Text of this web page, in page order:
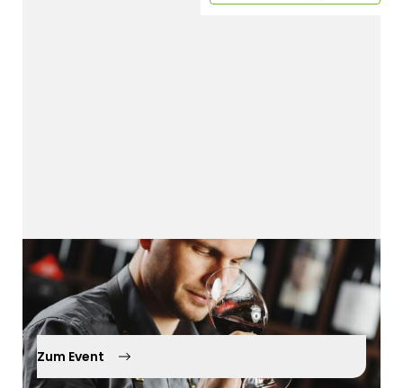
Wein, Sensorik & Service
24.11.2026
Kürnach
Zum Event